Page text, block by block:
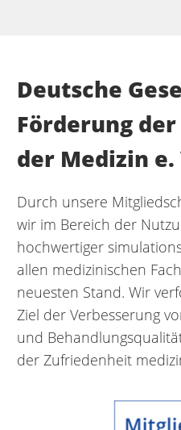
Deutsche
Förderung
der Medizin e.
Durch unsere
wir im Bereich der
hochwertiger
allen medizinischen
neuesten Stand. Wir
Ziel der Verbesserung
und
der Zufriedenheit